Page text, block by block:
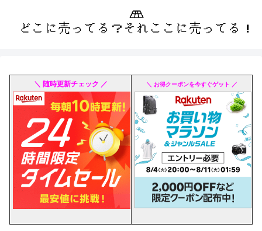
＼ 随時更新チェック ／ ＼ お得クーポンを今すぐゲット ／